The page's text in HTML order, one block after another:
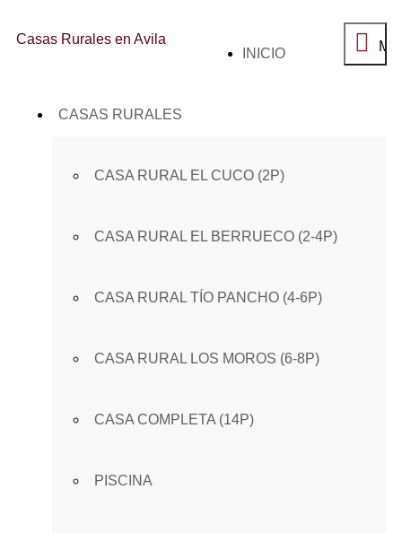
Casas Rurales en Avila
INICIO
CASAS RURALES
CASA RURAL EL CUCO (2P)
CASA RURAL EL BERRUECO (2-4P)
CASA RURAL TÍO PANCHO (4-6P)
CASA RURAL LOS MOROS (6-8P)
CASA COMPLETA (14P)
PISCINA